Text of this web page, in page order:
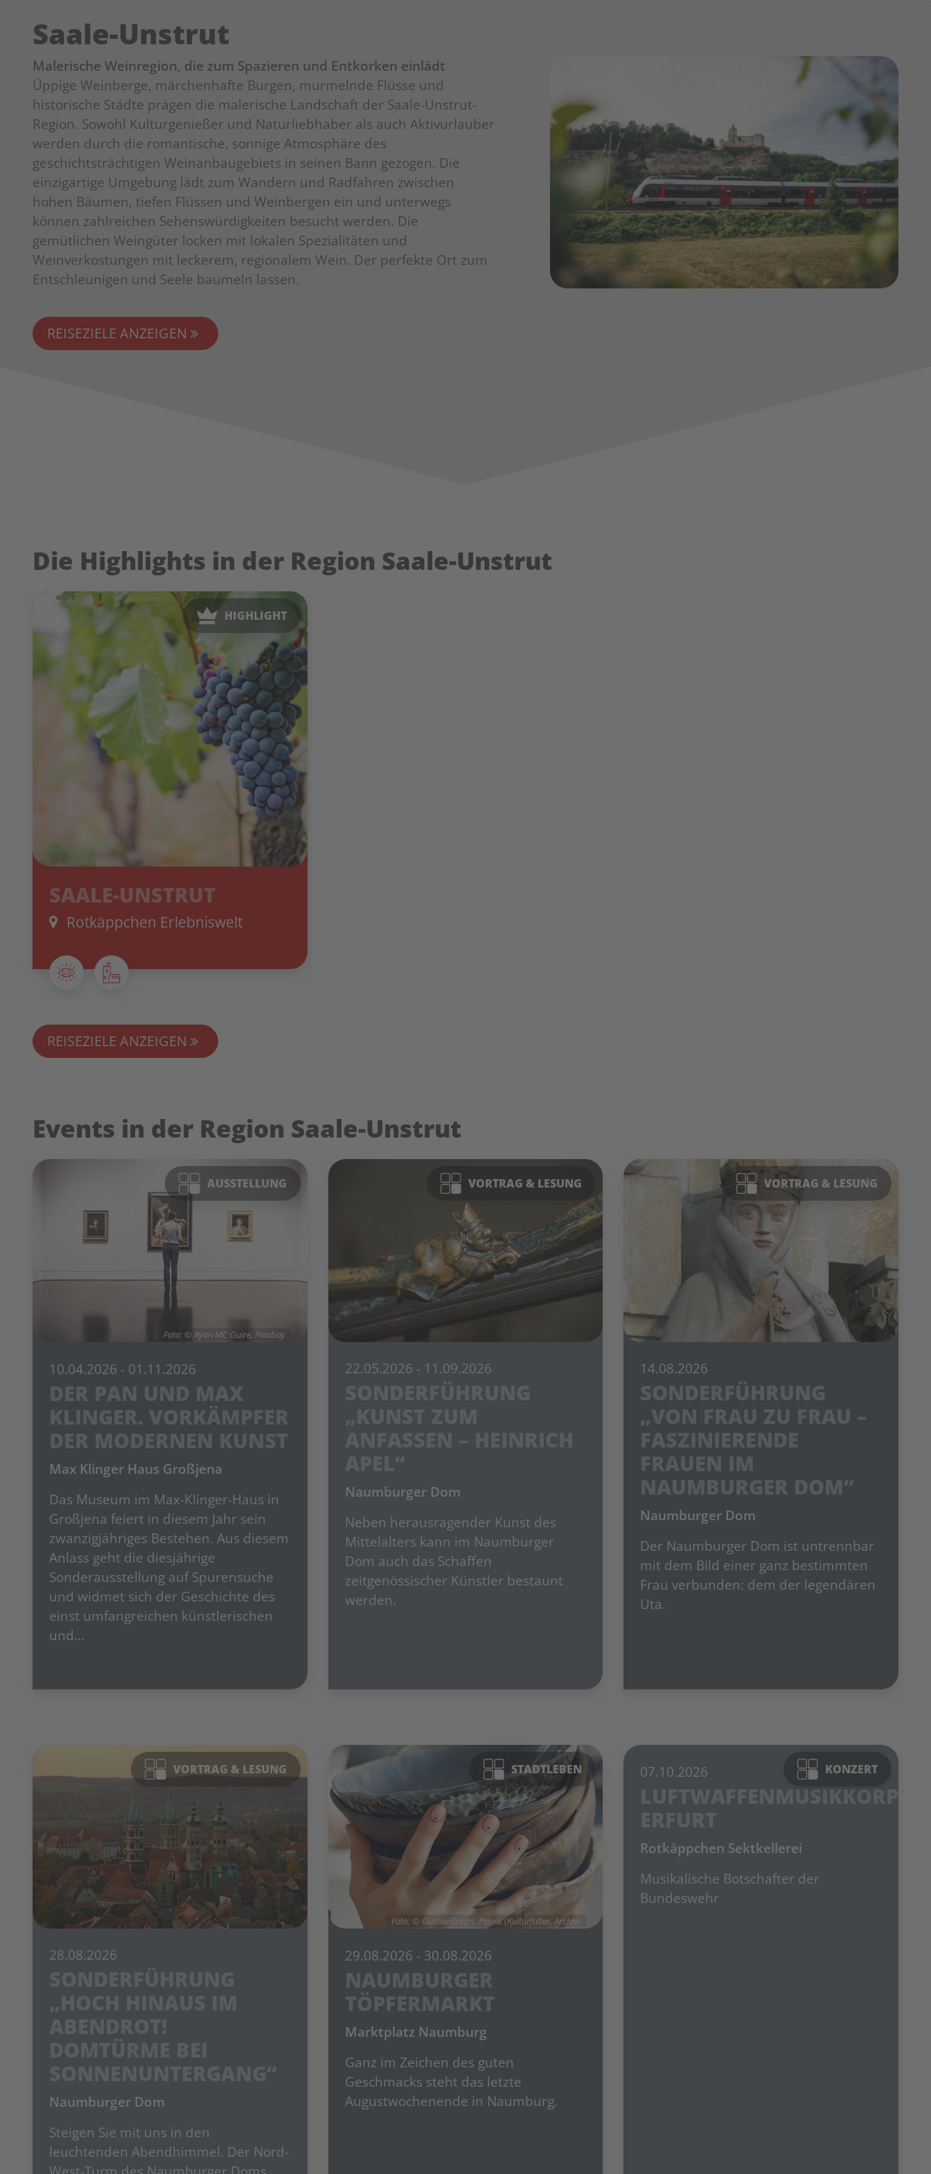
Saale-Unstrut
Malerische Weinregion, die zum Spazieren und Entkorken einlädt
Üppige Weinberge, märchenhafte Burgen, murmelnde Flüsse und
historische Städte prägen die malerische Landschaft der Saale-Unstrut-
Region. Sowohl Kulturgenießer und Naturliebhaber als auch Aktivurlauber
werden durch die romantische, sonnige Atmosphäre des
geschichtsträchtigen Weinanbaugebiets in seinen Bann gezogen. Die
einzigartige Umgebung lädt zum Wandern und Radfahren zwischen
hohen Bäumen, tiefen Flüssen und Weinbergen ein und unterwegs
können zahlreichen Sehenswürdigkeiten besucht werden. Die
gemütlichen Weingüter locken mit lokalen Spezialitäten und
Weinverkostungen mit leckerem, regionalem Wein. Der perfekte Ort zum
Entschleunigen und Seele baumeln lassen.
REISEZIELE ANZEIGEN
Die Highlights in der Region Saale-Unstrut
HIGHLIGHT
SAALE-UNSTRUT
Rotkäppchen Erlebniswelt
REISEZIELE ANZEIGEN
Events in der Region Saale-Unstrut
AUSSTELLUNG
Foto: © Ryan MC Guire, Pixabay
10.04.2026 - 01.11.2026
DER PAN UND MAX
KLINGER. VORKÄMPFER
DER MODERNEN KUNST
Max Klinger Haus Großjena
Das Museum im Max-Klinger-Haus in
Großjena feiert in diesem Jahr sein
zwanzigjähriges Bestehen. Aus diesem
Anlass geht die diesjährige
Sonderausstellung auf Spurensuche
und widmet sich der Geschichte des
einst umfangreichen künstlerischen
und...
VORTRAG & LESUNG
22.05.2026 - 11.09.2026
Naumburger Dom
Neben herausragender Kunst des
Mittelalters kann im Naumburger
Dom auch das Schaffen
zeitgenössischer Künstler bestaunt
werden.
VORTRAG & LESUNG
14.08.2026
SONDERFÜHRUNG
„VON FRAU ZU FRAU –
FASZINIERENDE
FRAUEN IM
NAUMBURGER DOM“
Naumburger Dom
Der Naumburger Dom ist untrennbar
mit dem Bild einer ganz bestimmten
Frau verbunden: dem der legendären
Uta.
VORTRAG & LESUNG
28.08.2026
Naumburger Dom
Steigen Sie mit uns in den
leuchtenden Abendhimmel. Der Nord-
STADTLEBEN
Foto: © Gustav Frings, Pexels (Kulturfalter, Archiv)
29.08.2026 - 30.08.2026
NAUMBURGER
TÖPFERMARKT
Marktplatz Naumburg
Ganz im Zeichen des guten
Geschmacks steht das letzte
Augustwochenende in Naumburg.
KONZERT
07.10.2026
LUFTWAFFENMUSIKKORPS
Rotkäppchen Sektkellerei
Musikalische Botschafter der
Bundeswehr